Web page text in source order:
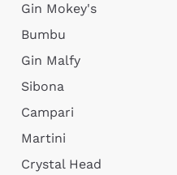
Gin Mokey's
Bumbu
Gin Malfy
Sibona
Campari
Martini
Crystal Head